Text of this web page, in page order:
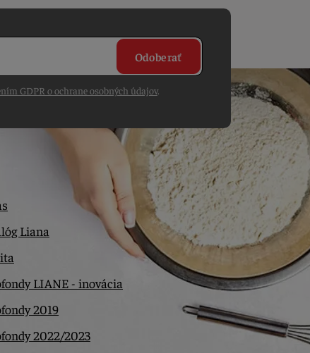
Odoberať
GDPR o ochrane osobných údajov.
Liana
LIANE - inovácia
2019
2022/2023